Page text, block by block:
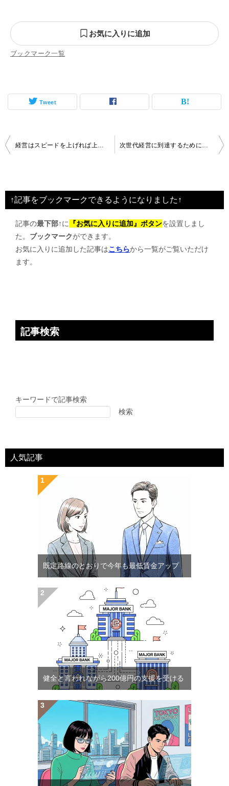
お気に入りに追加
ブックマーク一覧
Tweet
投
ビ
ゲ
経営はスピードを上げれば上げるほど安定する 次世代経営に到達するために試されるのは経営者の寛容な感覚
↑記事をブックマークできるようになりました↑
記事の最下部↑に 『お気に入りに追加』ボタンを設置しまし
た。 ブックマークができます。
お気に入りに追加した記事はこちらから一覧がご覧いただけ
ます。
記事検索
キーワードで記事検索
検索
人気記事
既定路線のとおりで今年も最低賃金アップ
健全と言われながら200億円の支援を受ける